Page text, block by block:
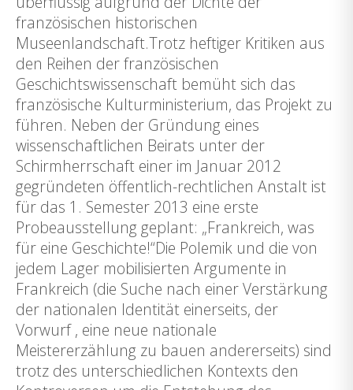
französischen historischen
Museenlandschaft.Trotz heftiger Kritiken aus
den Reihen der französischen
Geschichtswissenschaft bemüht sich das
französische Kulturministerium, das Projekt zu
führen. Neben der Gründung eines
wissenschaftlichen Beirats unter der
Schirmherrschaft einer im Januar 2012
gegründeten öffentlich-rechtlichen Anstalt ist
für das 1. Semester 2013 eine erste
Probeausstellung geplant: „Frankreich, was
für eine Geschichte!“Die Polemik und die von
jedem Lager mobilisierten Argumente in
Frankreich (die Suche nach einer Verstärkung
der nationalen Identität einerseits, der
Vorwurf , eine neue nationale
Meistererzählung zu bauen andererseits) sind
trotz des unterschiedlichen Kontexts den